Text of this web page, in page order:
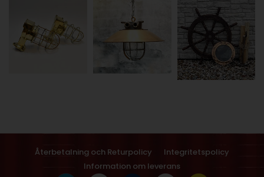
Återbetalning och Returpolicy
Integritetspolicy
Information om leverans